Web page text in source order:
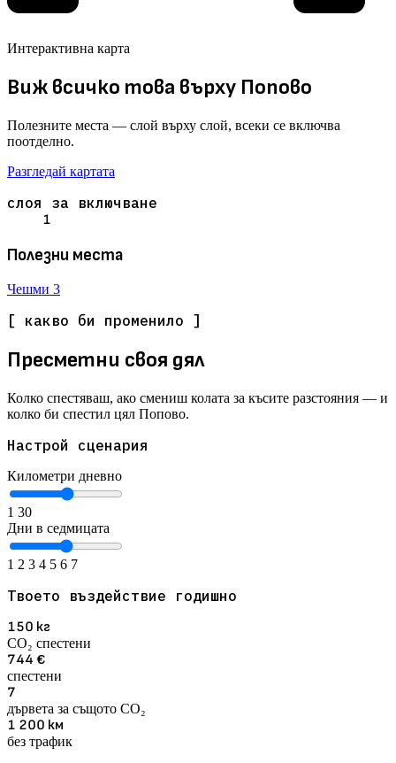
Интерактивна карта
Виж всичко това върху Попово
Полезните места — слой върху слой, всеки се включва
поотделно.
Разгледай картата
слоя за включване
1
Полезни места
Чешми 3
[ какво би променило ]
Пресметни своя дял
Колко спестяваш, ако смениш колата за късите разстояния — и
колко би спестил цял Попово.
Настрой сценария
Километри дневно
1 30
Дни в седмицата
1 2 3 4 5 6 7
Твоето въздействие годишно
150 кг
CO₂ спестени
744 €
спестени
7
дървета за същото CO₂
1 200 км
без трафик